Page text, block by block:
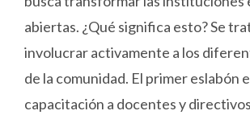
abiertas. ¿Qué significa esto? Se
involucrar activamente a los
de la comunidad. El primer eslabón
capacitación a docentes y